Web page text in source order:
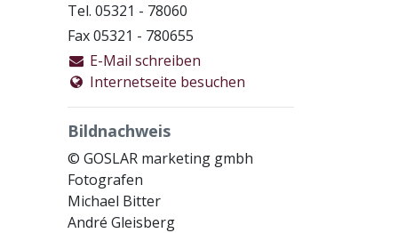
Tel. 05321 - 78060
Fax 05321 - 780655
E-Mail schreiben
Internetseite besuchen
Bildnachweis
© GOSLAR marketing gmbh
Fotografen
Michael Bitter
André Gleisberg